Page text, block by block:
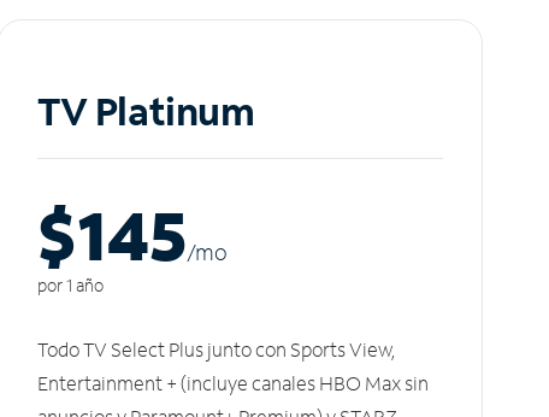
TV Platinum
$145/mo
por 1 año
Todo TV Select Plus junto con Sports View,
Entertainment + (incluye canales HBO Max sin